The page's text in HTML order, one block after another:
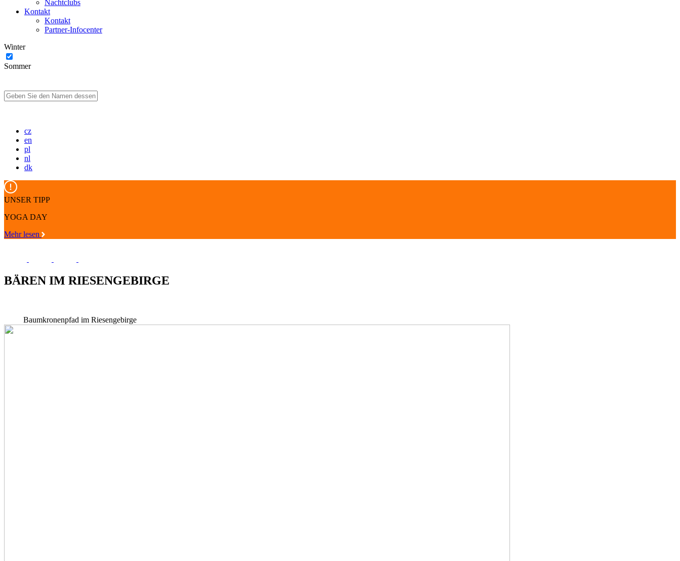
Nachtclubs
Kontakt
Kontakt
Partner-Infocenter
Winter
Sommer
cz
en
pl
nl
dk
UNSER TIPP
YOGA DAY
Mehr lesen
BÄREN IM RIESENGEBIRGE
Baumkronenpfad im Riesengebirge